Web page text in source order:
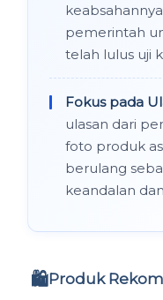
pemerintah
telah lulus uji
Fokus pada
ulasan dari
foto produk
berulang
keandalan
🛍️Produk